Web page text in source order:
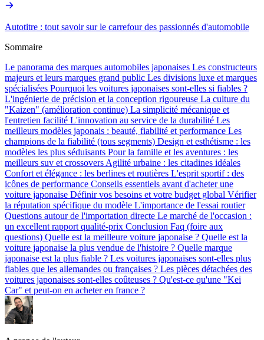
Autotitre : tout savoir sur le carrefour des passionnés d'automobile
Sommaire
Le panorama des marques automobiles japonaises Les constructeurs
majeurs et leurs marques grand public Les divisions luxe et marques
spécialisées Pourquoi les voitures japonaises sont-elles si fiables ?
L'ingénierie de précision et la conception rigoureuse La culture du
"Kaizen" (amélioration continue) La simplicité mécanique et
l'entretien facilité L'innovation au service de la durabilité Les
meilleurs modèles japonais : beauté, fiabilité et performance Les
champions de la fiabilité (tous segments) Design et esthétisme : les
modèles les plus séduisants Pour la famille et les aventures : les
meilleurs suv et crossovers Agilité urbaine : les citadines idéales
Confort et élégance : les berlines et routières L'esprit sportif : des
icônes de performance Conseils essentiels avant d'acheter une
voiture japonaise Définir vos besoins et votre budget global Vérifier
la réputation spécifique du modèle L'importance de l'essai routier
Questions autour de l'importation directe Le marché de l'occasion :
un excellent rapport qualité-prix Conclusion Faq (foire aux
questions) Quelle est la meilleure voiture japonaise ? Quelle est la
voiture japonaise la plus vendue de l'histoire ? Quelle marque
japonaise est la plus fiable ? Les voitures japonaises sont-elles plus
fiables que les allemandes ou françaises ? Les pièces détachées des
voitures japonaises sont-elles coûteuses ? Qu'est-ce qu'une "Kei
Car" et peut-on en acheter en france ?